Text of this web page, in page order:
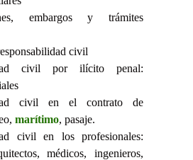
embargos y trámites
civil
civil por ilícito penal:
civil en el contrato de
marítimo, pasaje.
civil en los profesionales:
médicos, ingenieros,